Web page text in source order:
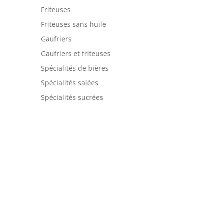
Friteuses
Friteuses sans huile
Gaufriers
Gaufriers et friteuses
Spécialités de bières
Spécialités salées
Spécialités sucrées